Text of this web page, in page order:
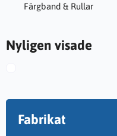
Färgband & Rullar
Nyligen visade
Fabrikat